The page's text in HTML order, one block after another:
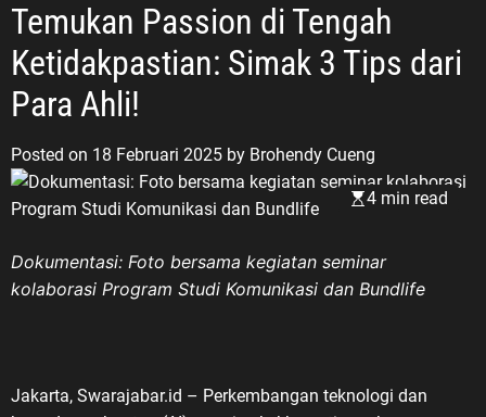
Temukan Passion di Tengah
Ketidakpastian: Simak 3 Tips dari
Para Ahli!
Posted on 18 Februari 2025 by Brohendy Cueng
4 min read
Dokumentasi: Foto bersama kegiatan seminar
kolaborasi Program Studi Komunikasi dan Bundlife
Jakarta, Swarajabar.id – Perkembangan teknologi dan